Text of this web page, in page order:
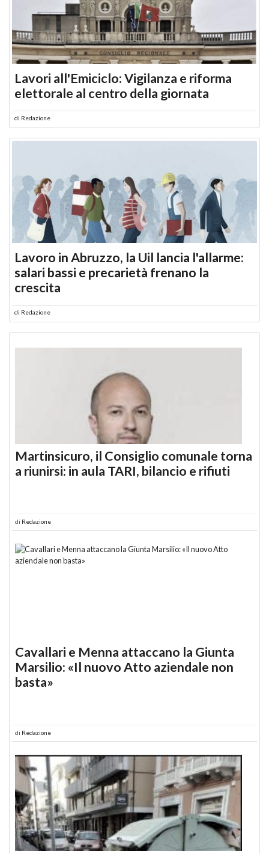
Lavori all'Emiciclo: Vigilanza e riforma
elettorale al centro della giornata
di Redazione
Lavoro in Abruzzo, la Uil lancia l'allarme:
salari bassi e precarietà frenano la
crescita
di Redazione
Martinsicuro, il Consiglio comunale torna
a riunirsi: in aula TARI, bilancio e rifiuti
di Redazione
Cavallari e Menna attaccano la Giunta
Marsilio: «Il nuovo Atto aziendale non
basta»
di Redazione